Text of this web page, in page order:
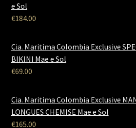
e Sol
€184.00
Cia. Maritima Colombia Exclusive
BIKINI Mae e Sol
€69.00
Cia. Maritima Colombia Exclusive
LONGUES CHEMISE Mae e Sol
€165.00